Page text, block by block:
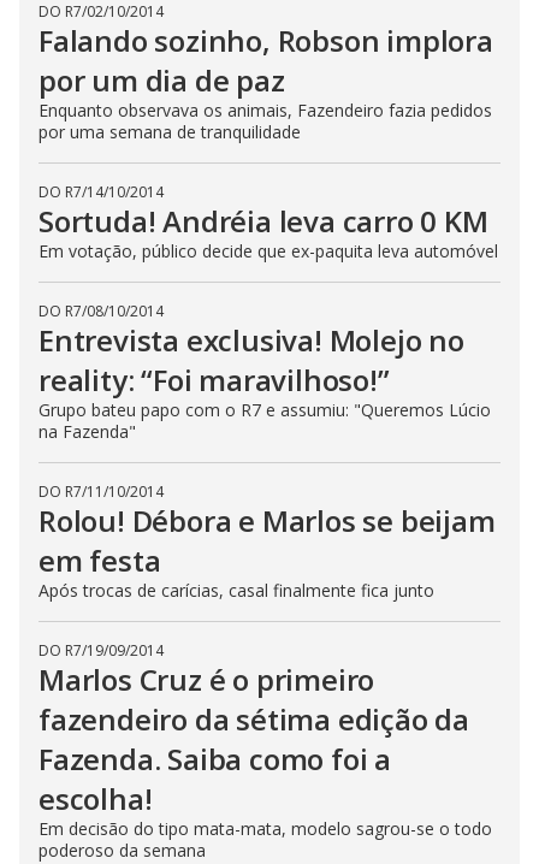
DO R7/02/10/2014
Falando sozinho, Robson implora
por um dia de paz
Enquanto observava os animais, Fazendeiro fazia pedidos
por uma semana de tranquilidade
DO R7/14/10/2014
Sortuda! Andréia leva carro 0 KM
Em votação, público decide que ex-paquita leva automóvel
DO R7/08/10/2014
Entrevista exclusiva! Molejo no
reality: “Foi maravilhoso!”
Grupo bateu papo com o R7 e assumiu: "Queremos Lúcio
na Fazenda"
DO R7/11/10/2014
Rolou! Débora e Marlos se beijam
em festa
Após trocas de carícias, casal finalmente fica junto
DO R7/19/09/2014
Marlos Cruz é o primeiro
fazendeiro da sétima edição da
Fazenda. Saiba como foi a
escolha!
Em decisão do tipo mata-mata, modelo sagrou-se o todo
poderoso da semana